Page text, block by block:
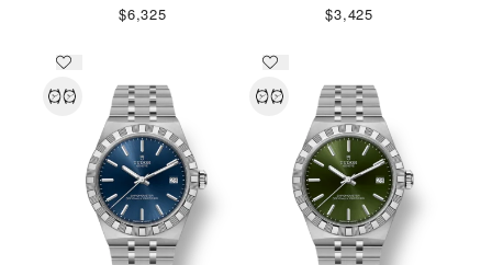
$6,325
$3,425